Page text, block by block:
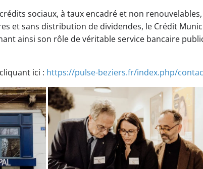
sociaux, à taux encadré et non renouvelables,
et sans distribution de dividendes, le Crédit
ainsi son rôle de véritable service bancaire
ici : https://pulse-beziers.fr/index.php/